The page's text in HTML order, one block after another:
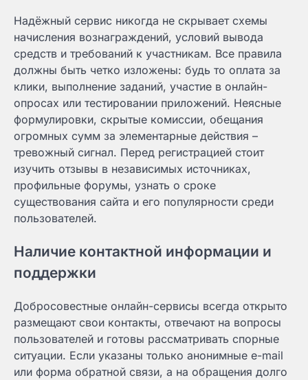
Надёжный сервис никогда не скрывает схемы
начисления вознаграждений, условий вывода
средств и требований к участникам. Все правила
должны быть четко изложены: будь то оплата за
клики, выполнение заданий, участие в онлайн-
опросах или тестировании приложений. Неясные
формулировки, скрытые комиссии, обещания
огромных сумм за элементарные действия –
тревожный сигнал. Перед регистрацией стоит
изучить отзывы в независимых источниках,
профильные форумы, узнать о сроке
существования сайта и его популярности среди
пользователей.
Наличие контактной информации и
поддержки
Добросовестные онлайн-сервисы всегда открыто
размещают свои контакты, отвечают на вопросы
пользователей и готовы рассматривать спорные
ситуации. Если указаны только анонимные e-mail
или форма обратной связи, а на обращения долго